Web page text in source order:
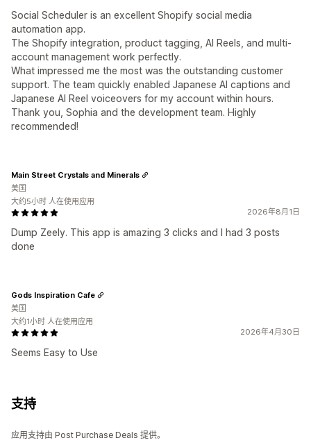
Social Scheduler is an excellent Shopify social media
automation app.
The Shopify integration, product tagging, AI Reels, and multi-
account management work perfectly.
What impressed me the most was the outstanding customer
support. The team quickly enabled Japanese AI captions and
Japanese AI Reel voiceovers for my account within hours.
Thank you, Sophia and the development team. Highly
recommended!
2026年8月1日
Dump Zeely. This app is amazing 3 clicks and I had 3 posts
done
Main Street Crystals and Minerals
美国
大约5小时 人在使用应用
2026年4月30日
Seems Easy to Use
Gods Inspiration Cafe
美国
大约1小时 人在使用应用
支持
应用支持由 Post Purchase Deals 提供。